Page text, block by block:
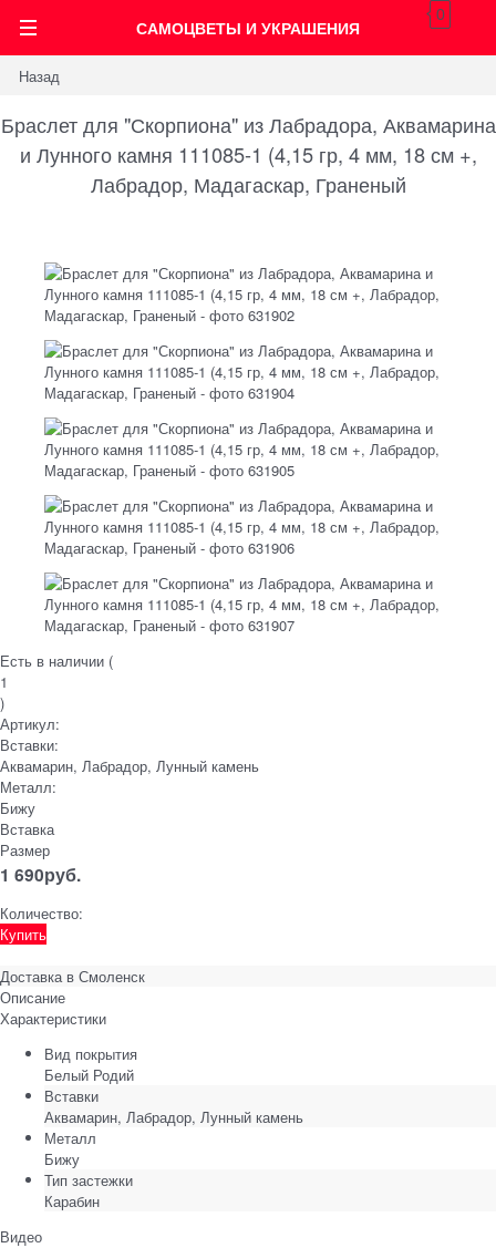
САМОЦВЕТЫ И УКРАШЕНИЯ
0
Назад
Браслет для "Скорпиона" из Лабрадора, Аквамарина
и Лунного камня 111085-1 (4,15 гр, 4 мм, 18 см +,
Лабрадор, Мадагаскар, Граненый
Есть в наличии (
1
)
Артикул:
Вставки:
Аквамарин, Лабрадор, Лунный камень
Металл:
Бижу
Вставка
Размер
1 690руб.
Количество:
Купить
Доставка в Смоленск
Описание
Характеристики
Вид покрытия
Белый Родий
Вставки
Аквамарин, Лабрадор, Лунный камень
Металл
Бижу
Тип застежки
Карабин
Видео